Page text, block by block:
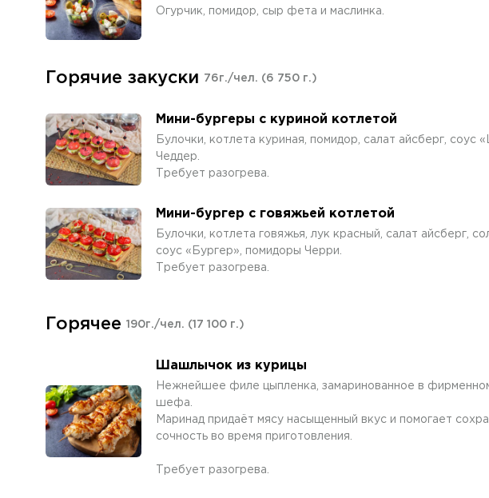
Огурчик, помидор, сыр фета и маслинка.
Горячие закуски 76г./чел. (6 750 г.)
Мини-бургеры с куриной котлетой
Булочки, котлета куриная, помидор, салат айсберг, соус
Чеддер.
Требует разогрева.
Мини-бургер с говяжьей котлетой
Булочки, котлета говяжья, лук красный, салат айсберг,
соус «Бургер», помидоры Черри.
Требует разогрева.
Горячее 190г./чел. (17 100 г.)
Шашлычок из курицы
Нежнейшее филе цыпленка, замаринованное в
шефа.
Маринад придаёт мясу насыщенный вкус и помогает
сочность во время приготовления.
Требует разогрева.